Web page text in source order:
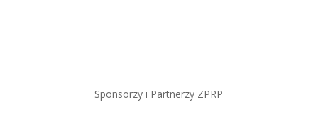
Sponsorzy i Partnerzy ZPRP